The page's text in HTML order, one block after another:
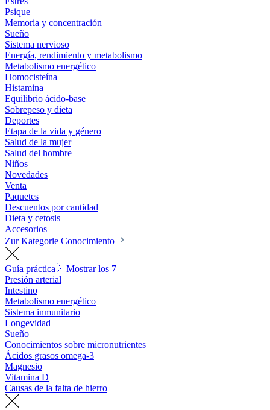
Psique
Memoria y concentración
Sueño
Sistema nervioso
Energía, rendimiento y metabolismo
Metabolismo energético
Homocisteína
Histamina
Equilibrio ácido-base
Sobrepeso y dieta
Deportes
Etapa de la vida y género
Salud de la mujer
Salud del hombre
Niños
Novedades
Venta
Paquetes
Descuentos por cantidad
Dieta y cetosis
Accesorios
Zur Kategorie Conocimiento
Guía práctica
Mostrar los 7
Presión arterial
Intestino
Metabolismo energético
Sistema inmunitario
Longevidad
Sueño
Conocimientos sobre micronutrientes
Ácidos grasos omega-3
Magnesio
Vitamina D
Causas de la falta de hierro